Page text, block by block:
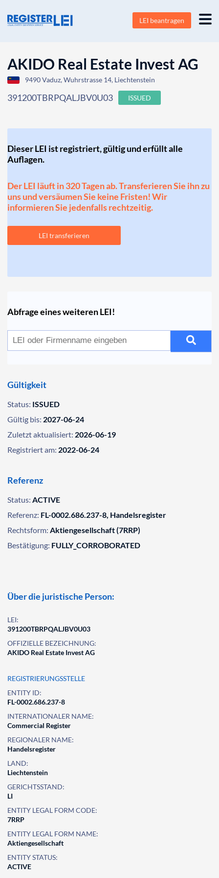
LEI beantragen
AKIDO Real Estate Invest AG
9490 Vaduz, Wuhrstrasse 14, Liechtenstein
391200TBRPQALJBV0U03 ISSUED
Dieser LEI ist registriert, gültig und erfüllt alle
Auflagen.
Der LEI läuft in 320 Tagen ab. Transferieren Sie ihn zu
uns und versäumen Sie keine Fristen! Wir
informieren Sie jedenfalls rechtzeitig.
LEI transferieren
Abfrage eines weiteren LEI!
Gültigkeit
Status: ISSUED
Gültig bis: 2027-06-24
Zuletzt aktualisiert: 2026-06-19
Registriert am: 2022-06-24
Referenz
Status: ACTIVE
Referenz: FL-0002.686.237-8, Handelsregister
Rechtsform: Aktiengesellschaft (7RRP)
Bestätigung: FULLY_CORROBORATED
Über die juristische Person:
LEI:
391200TBRPQALJBV0U03
OFFIZIELLE BEZEICHNUNG:
AKIDO Real Estate Invest AG
REGISTRIERUNGSSTELLE
ENTITY ID:
FL-0002.686.237-8
INTERNATIONALER NAME:
Commercial Register
REGIONALER NAME:
Handelsregister
LAND:
Liechtenstein
GERICHTSSTAND:
LI
ENTITY LEGAL FORM CODE:
7RRP
ENTITY LEGAL FORM NAME:
Aktiengesellschaft
ENTITY STATUS:
ACTIVE